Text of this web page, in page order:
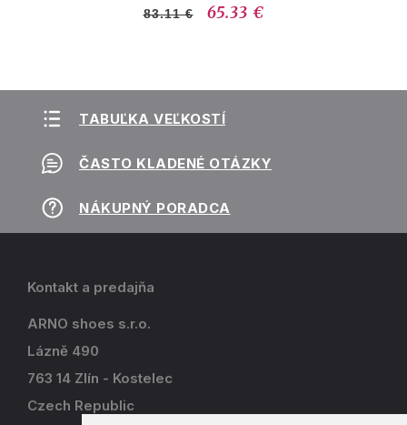
83.11 € 65.33 €
TABUĽKA VEĽKOSTÍ
ČASTO KLADENÉ OTÁZKY
NÁKUPNÝ PORADCA
Kontakt a predajňa
ARNO shoes s.r.o.
Lázně 490
763 14 Zlín - Kostelec
Czech Republic